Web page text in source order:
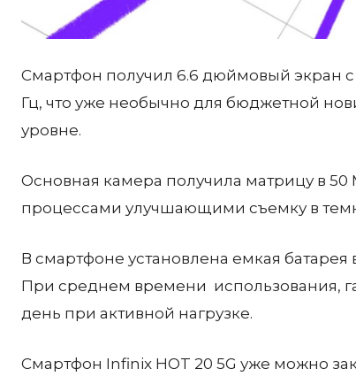
Смартфон получил 6.6 дюймовый экран
Гц, что уже необычно для бюджетной
уровне.
Основная камера получила матрицу в
процессами улучшающими съемку в
В смартфоне установлена емкая
При среднем времени использования,
день при активной нагрузке.
Смартфон Infinix HOT 20 5G уже можно